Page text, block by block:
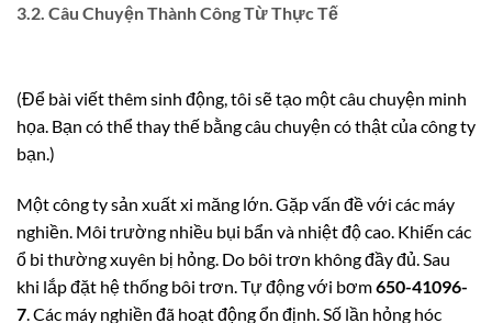
3.2. Câu Chuyện Thành Công Từ Thực Tế
(Để bài viết thêm sinh động, tôi sẽ tạo một câu chuyện minh
họa. Bạn có thể thay thế bằng câu chuyện có thật của công ty
bạn.)
Một công ty sản xuất xi măng lớn. Gặp vấn đề với các máy
nghiền. Môi trường nhiều bụi bẩn và nhiệt độ cao. Khiến các
ổ bi thường xuyên bị hỏng. Do bôi trơn không đầy đủ. Sau
khi lắp đặt hệ thống bôi trơn. Tự động với bơm650-41096-
7. Các máy nghiền đã hoạt động ổn định. Số lần hỏng hóc